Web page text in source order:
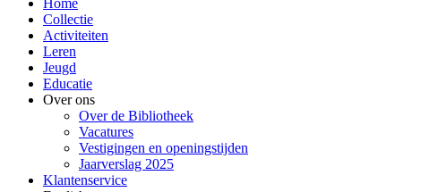
Home
Collectie
Activiteiten
Leren
Jeugd
Educatie
Over ons
Over de Bibliotheek
Vacatures
Vestigingen en openingstijden
Jaarverslag 2025
Klantenservice